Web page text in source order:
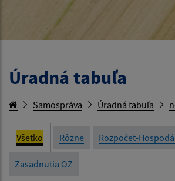
Úradná tabuľa
Samospráva Úradná tabuľa
Všetko Rôzne Rozpočet-
Zasadnutia OZ